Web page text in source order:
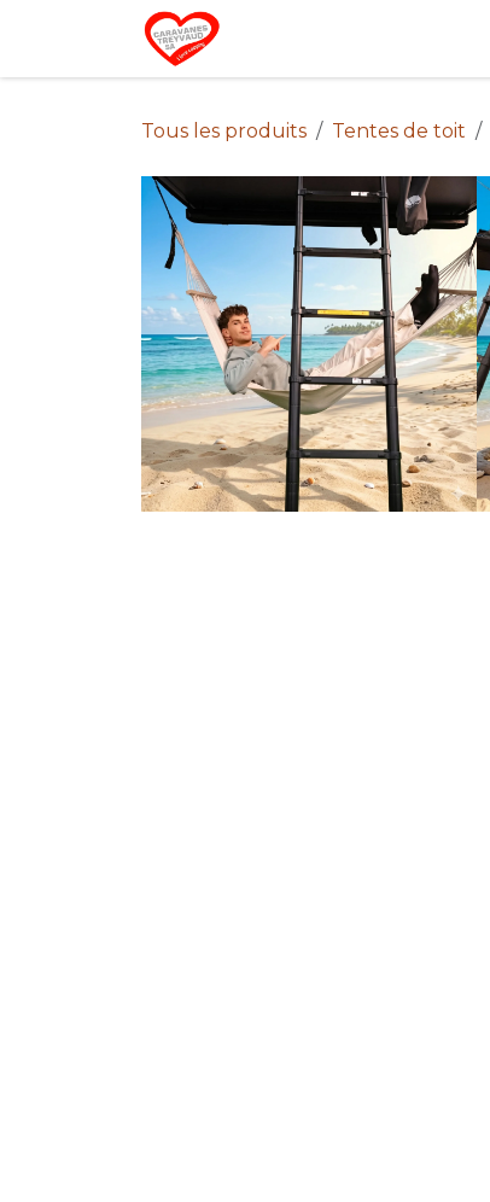
Se rendre au contenu
Tous les produits Tentes de toit